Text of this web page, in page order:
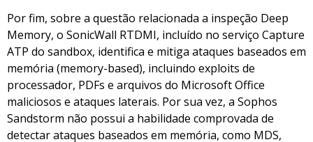
Por fim, sobre a questão relacionada a inspeção Deep
Memory, o SonicWall RTDMI, incluído no serviço Capture
ATP do sandbox, identifica e mitiga ataques baseados em
memória (memory-based), incluindo exploits de
processador, PDFs e arquivos do Microsoft Office
maliciosos e ataques laterais. Por sua vez, a Sophos
Sandstorm não possui a habilidade comprovada de
detectar ataques baseados em memória, como MDS,